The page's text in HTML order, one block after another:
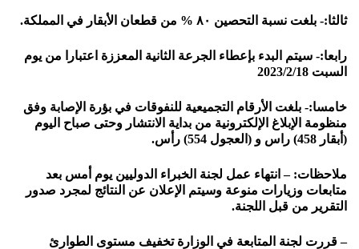
ثالثا:- بلغت نسبة التحصين ٨٠ % من قطعان الأبقار في المملكة.
رابعا:- سيتم البدء بإعطاء الجرعة الثانية المعززة اعتبارا من يوم
السبت 2023/2/18
خامسا:- بلغت الأرقام التجميعية للنفوقات في بؤرة الإصابة وفق
منظومة الإبلاغ الإلكترونية من بداية الانتشار وحتى صباح اليوم
(أبقار 458) راس و (العجول 554) رأس.
ملاحظات: – انتهاء عمل لجنة الخبراء الدوليين يوم أمس بعد
متابعات وزيارات منوعة وسيتم الإعلان عن النتائج لمجرد صدور
التقرير من قبل اللجنة.
– قررت لجنة المتابعة في الوزارة تخفيف مستوى الطوارئ